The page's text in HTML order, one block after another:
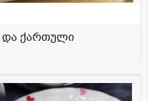
და ქართული